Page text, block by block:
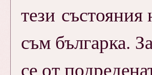
тези състояния
съм българка.
се от